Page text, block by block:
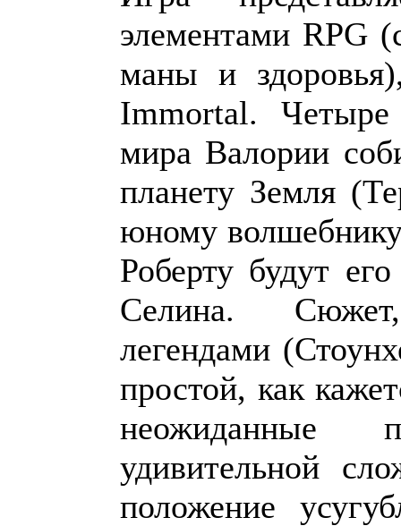
элементами RPG
маны и
Immortal.
мира Валории
планету Земля
юному
Роберту будут
Селина.
легендами
простой, как
неожиданные
удивительной
положение